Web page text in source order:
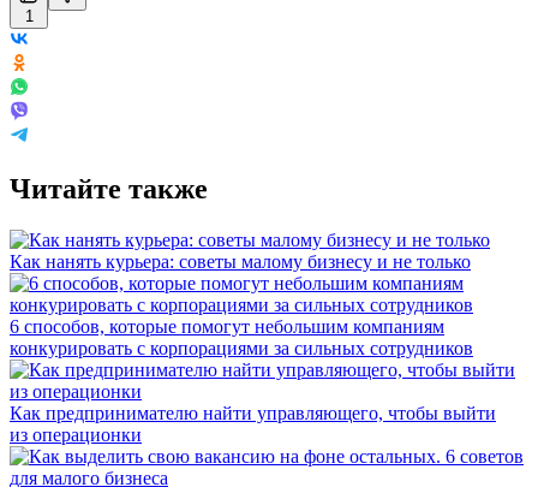
1
Читайте также
Как нанять курьера: советы малому бизнесу и не только
6 способов, которые помогут небольшим компаниям
конкурировать с корпорациями за сильных сотрудников
Как предпринимателю найти управляющего, чтобы выйти
из операционки